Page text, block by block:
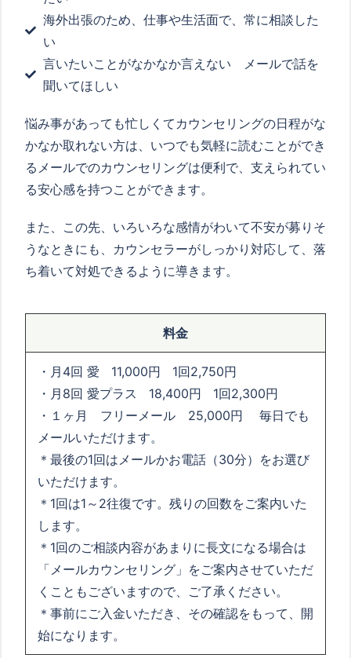
海外出張のため、仕事や生活面で、常に相談した
い
言いたいことがなかなか言えない メールで話を
聞いてほしい
悩み事があっても忙しくてカウンセリングの日程がな
かなか取れない方は、いつでも気軽に読むことができ
るメールでのカウンセリングは便利で、支えられてい
る安心感を持つことができます。
また、この先、いろいろな感情がわいて不安が募りそ
うなときにも、カウンセラーがしっかり対応して、落
ち着いて対処できるように導きます。
料金
・月4回 愛 11,000円 1回2,750円
・月8回 愛プラス 18,400円 1回2,300円
・１ヶ月 フリーメール 25,000円 毎日でも
メールいただけます。
＊最後の1回はメールかお電話（30分）をお選び
いただけます。
＊1回は1～2往復です。残りの回数をご案内いた
します。
＊1回のご相談内容があまりに長文になる場合は
「メールカウンセリング」をご案内させていただ
くこともございますので、ご了承ください。
＊事前にご入金いただき、その確認をもって、開
始になります。